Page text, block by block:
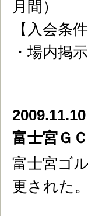
月間）
【入会条
・場内掲
2009.11.10
富士宮Ｇ
富士宮ゴ
更された。